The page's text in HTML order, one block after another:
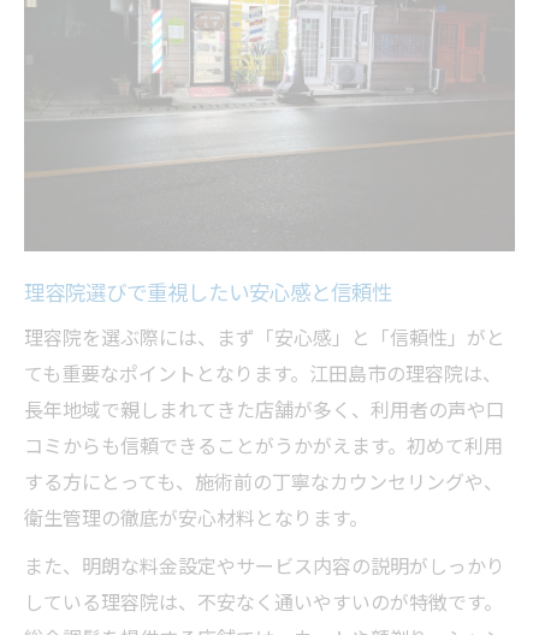
多彩なヘアスタイルに対応する理容院技術
理容院の総合調髪が選ばれる理由を紹介
江田島市で理容院利用を充実させる秘訣
通いやすい理容院の立地とアクセスの工夫
理容院での総合調髪を最大限に活用するコ
ツ
理容院選びの際に重視したいサービス内容
理容院でリフレッシュを叶える総合調髪の良さ
理容院で体験する本格的な総合調髪の魅力
顔剃りや頭皮ケアが理容院利用で人気の理
由
総合調髪が理容院の定番サービスとなる背
景
理容院でリラックスする時間の過ごし方
理容院選びで重視したい安心感と信頼性
理容院を選ぶ際には、まず「安心感」と「信頼性」がと
ても重要なポイントとなります。江田島市の理容院は、
長年地域で親しまれてきた店舗が多く、利用者の声や口
コミからも信頼できることがうかがえます。初めて利用
する方にとっても、施術前の丁寧なカウンセリングや、
衛生管理の徹底が安心材料となります。
また、明朗な料金設定やサービス内容の説明がしっかり
している理容院は、不安なく通いやすいのが特徴です。